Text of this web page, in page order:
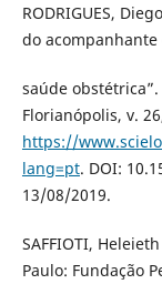
RODRIGUES,
do acompanhante
saúde
Florianópolis, v.
https://
lang=pt. DOI:
13/08/2019.
SAFFIOTI,
Paulo: Fundação